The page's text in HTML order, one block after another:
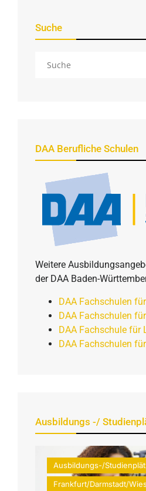
Suche
DAA Berufliche Schulen
Weitere
der DAA Baden-
DAA Fachschulen
DAA Fachschulen
DAA Fachschule für
DAA Fachschulen
Ausbildungs -/
Ausbildungs-/
Frankfurt/Darmstadt/